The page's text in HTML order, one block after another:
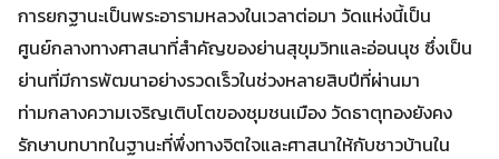
การยกฐานะเป็นพระอารามหลวงในเวลาต่อมา วัดแห่งนี้เป็น
ศูนย์กลางทางศาสนาที่สำคัญของย่านสุขุมวิทและอ่อนนุช ซึ่งเป็น
ย่านที่มีการพัฒนาอย่างรวดเร็วในช่วงหลายสิบปีที่ผ่านมา
ท่ามกลางความเจริญเติบโตของชุมชนเมือง วัดธาตุทองยังคง
รักษาบทบาทในฐานะที่พึ่งทางจิตใจและศาสนาให้กับชาวบ้านใน